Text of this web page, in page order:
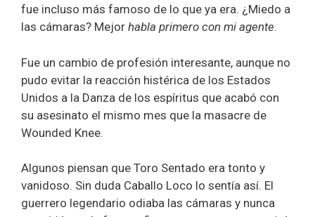
fue incluso más famoso de lo que ya era. ¿Miedo a
las cámaras? Mejor habla primero con mi agente.
Fue un cambio de profesión interesante, aunque no
pudo evitar la reacción histérica de los Estados
Unidos a la Danza de los espíritus que acabó con
su asesinato el mismo mes que la masacre de
Wounded Knee.
Algunos piensan que Toro Sentado era tonto y
vanidoso. Sin duda Caballo Loco lo sentía así. El
guerrero legendario odiaba las cámaras y nunca